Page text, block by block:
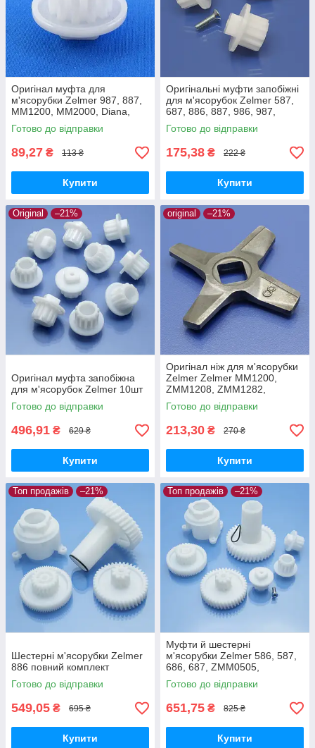
Оригінал муфта для
м'ясорубки Zelmer 987, 887,
MM1200, MM2000, Diana,
Expressive, ZMM5548W,
ZMM1589, ZMM2088
Готово до відправки
89,27 ₴ 113 ₴
Купити
Оригінальні муфти запобіжні
для м'ясорубок Zelmer 587,
687, 886, 887, 986, 987,
MM1200, MM1000, MM2000
Готово до відправки
175,38 ₴ 222 ₴
Купити
Original –21%
Оригінал муфта запобіжна
для м'ясорубок Zelmer 10шт
Готово до відправки
496,91 ₴ 629 ₴
Купити
original –21%
Оригінал ніж для м'ясорубки
Zelmer Zelmer MM1200,
ZMM1208, ZMM1282,
ZMM1283, ZMM1284,
ZMM1288, ZMM1289,
ZMM1298
Готово до відправки
213,30 ₴ 270 ₴
Купити
Топ продажів –21%
Шестерні м'ясорубки Zelmer
886 повний комплект
Готово до відправки
549,05 ₴ 695 ₴
Купити
Топ продажів –21%
Муфти й шестерні
м'ясорубки Zelmer 586, 587,
686, 687, ZMM0505,
ZMM0554, ZMM0805,
ZMM0815, ZMM0854,
ZMM0905, ZMM0954,
ZMM1005
Готово до відправки
651,75 ₴ 825 ₴
Купити